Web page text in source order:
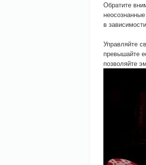
Обратите
в
Управляйте
превышайте
позволяйте